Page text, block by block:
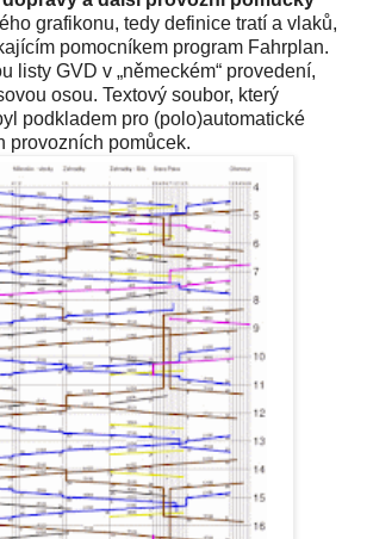
grafikonu, tedy definice tratí a vlaků,
pomocníkem program Fahrplan.
listy GVD v „německém“ provedení,
osou. Textový soubor, který
podkladem pro (polo)automatické
provozních pomůcek.